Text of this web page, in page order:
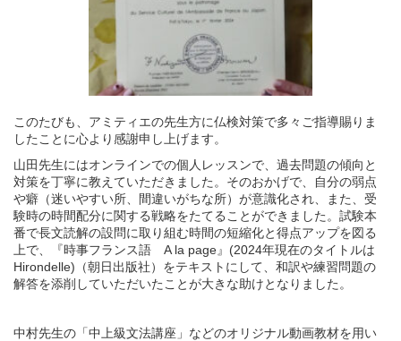
このたびも、アミティエの先生方に仏検対策で多々ご指導賜りま
したことに心より感謝申し上げます。
山田先生にはオンラインでの個人レッスンで、過去問題の傾向と
対策を丁寧に教えていただきました。そのおかげで、自分の弱点
や癖（迷いやすい所、間違いがちな所）が意識化され、また、受
験時の時間配分に関する戦略をたてることができました。試験本
番で長文読解の設問に取り組む時間の短縮化と得点アップを図る
上で、『時事フランス語 A la page』(2024年現在のタイトルは
Hirondelle)（朝日出版社）をテキストにして、和訳や練習問題の
解答を添削していただいたことが大きな助けとなりました。
中村先生の「中上級文法講座」などのオリジナル動画教材を用い